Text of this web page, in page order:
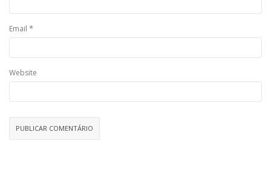
Email *
Website